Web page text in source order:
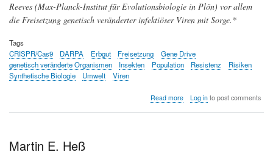
Reeves (Max-Planck-Institut für Evolutionsbiologie in Plön) vor allem
die Freisetzung genetisch veränderter infektiöser Viren mit Sorge.*
Tags
CRISPR/Cas9
DARPA Erbgut Freisetzung
Gene Drive
genetisch veränderte Organismen
Insekten Population Resistenz
Risiken
Synthetische Biologie
Umwelt Viren
Read moreabout
Log into post comments
Martin E. Heß